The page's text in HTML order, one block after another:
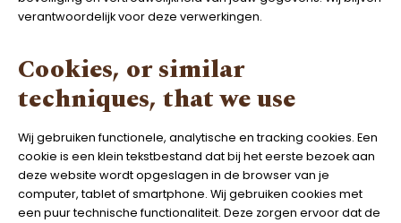
verantwoordelijk voor deze verwerkingen.
Cookies, or similar
techniques, that we use
Wij gebruiken functionele, analytische en tracking cookies. Een
cookie is een klein tekstbestand dat bij het eerste bezoek aan
deze website wordt opgeslagen in de browser van je
computer, tablet of smartphone. Wij gebruiken cookies met
een puur technische functionaliteit. Deze zorgen ervoor dat de